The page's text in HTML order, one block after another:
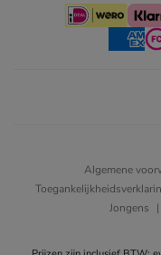
Algemene
Jongens